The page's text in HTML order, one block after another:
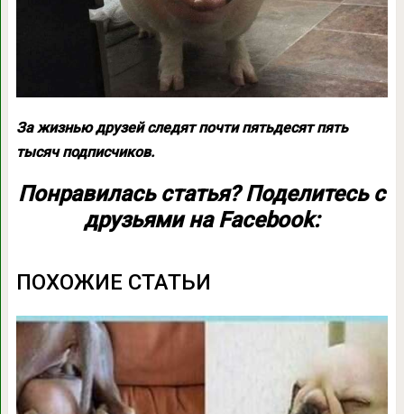
За жизнью друзей следят почти пятьдесят пять
тысяч подписчиков.
Понравилась статья? Поделитесь с
друзьями на Facebook:
ПОХОЖИЕ СТАТЬИ